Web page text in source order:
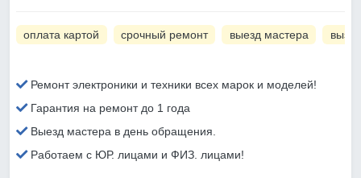
оплата картой срочный ремонт выезд мастера
Ремонт электроники и техники всех марок и моделей!
Гарантия на ремонт до 1 года
Выезд мастера в день обращения.
Работаем с ЮР. лицами и ФИЗ. лицами!